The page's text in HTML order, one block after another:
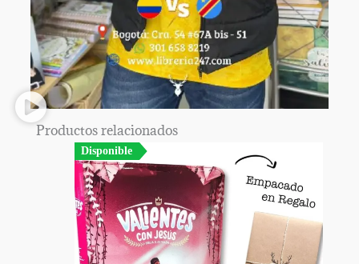
Productos relacionados
Disponible